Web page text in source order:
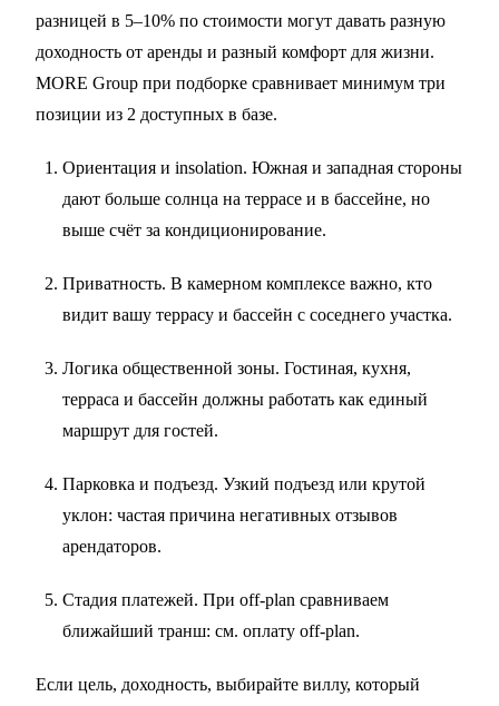
разницей в 5–10% по стоимости могут давать разную
доходность от аренды и разный комфорт для жизни.
MORE Group при подборке сравнивает минимум три
позиции из 2 доступных в базе.
Ориентация и insolation. Южная и западная стороны
дают больше солнца на террасе и в бассейне, но
выше счёт за кондиционирование.
Приватность. В камерном комплексе важно, кто
видит вашу террасу и бассейн с соседнего участка.
Логика общественной зоны. Гостиная, кухня,
терраса и бассейн должны работать как единый
маршрут для гостей.
Парковка и подъезд. Узкий подъезд или крутой
уклон: частая причина негативных отзывов
арендаторов.
Стадия платежей. При off-plan сравниваем
ближайший транш: см. оплату off-plan.
Если цель, доходность, выбирайте виллу, который